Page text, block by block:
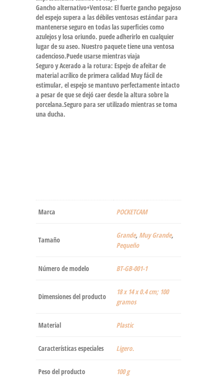
Gancho alternativo+Ventosa: El fuerte gancho pegajoso
del espejo supera a las débiles ventosas estándar para
mantenerse seguro en todas las superficies como
azulejos y losa oriundo. puede adherirlo en cualquier
lugar de su aseo. Nuestro paquete tiene una ventosa
cadencioso.Puede usarse mientras viaja
Seguro y Acerado a la rotura: Espejo de afeitar de
material acrílico de primera calidad Muy fácil de
estimular, el espejo se mantuvo perfectamente intacto
a pesar de que se dejó caer desde la altura sobre la
porcelana.Seguro para ser utilizado mientras se toma
una ducha.
Marca ‎POCKETCAM
Tamaño
‎Grande, Muy Grande,
Pequeño
Número de modelo ‎BT-GB-001-1
Dimensiones del producto
‎18 x 14 x 0.4 cm; 100
gramos
Material ‎Plastic
Características especiales ‎Ligero.
Peso del producto ‎100 g